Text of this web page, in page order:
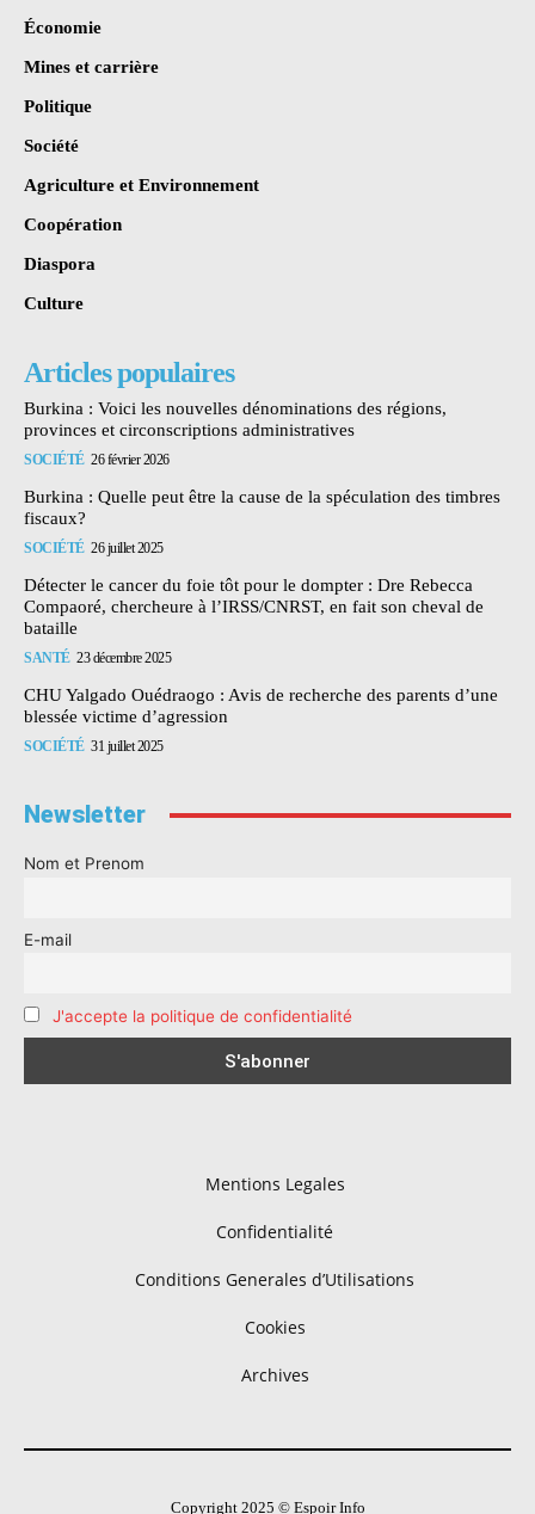
Économie
Mines et carrière
Politique
Société
Agriculture et Environnement
Coopération
Diaspora
Culture
Articles populaires
Burkina : Voici les nouvelles dénominations des régions,
provinces et circonscriptions administratives
SOCIÉTÉ 26 février 2026
Burkina : Quelle peut être la cause de la spéculation des timbres
fiscaux?
SOCIÉTÉ 26 juillet 2025
Détecter le cancer du foie tôt pour le dompter : Dre Rebecca
Compaoré, chercheure à l’IRSS/CNRST, en fait son cheval de
bataille
SANTÉ 23 décembre 2025
CHU Yalgado Ouédraogo : Avis de recherche des parents d’une
blessée victime d’agression
SOCIÉTÉ 31 juillet 2025
Newsletter
Nom et Prenom
E-mail
J'accepte la politique de confidentialité
Mentions Legales
Confidentialité
Conditions Generales d’Utilisations
Cookies
Archives
Copyright 2025 © Espoir Info